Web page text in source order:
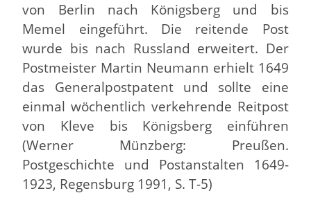
von Berlin nach Königsberg und bis
Memel eingeführt. Die reitende Post
wurde bis nach Russland erweitert. Der
Postmeister Martin Neumann erhielt 1649
das Generalpostpatent und sollte eine
einmal wöchentlich verkehrende Reitpost
von Kleve bis Königsberg einführen
(Werner Münzberg: Preußen.
Postgeschichte und Postanstalten 1649-
1923, Regensburg 1991, S. T-5)